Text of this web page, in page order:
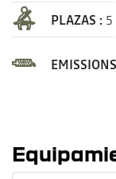
PLAZAS : 5